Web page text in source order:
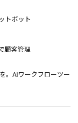
トボット
顧客管理
。AIワークフローツー